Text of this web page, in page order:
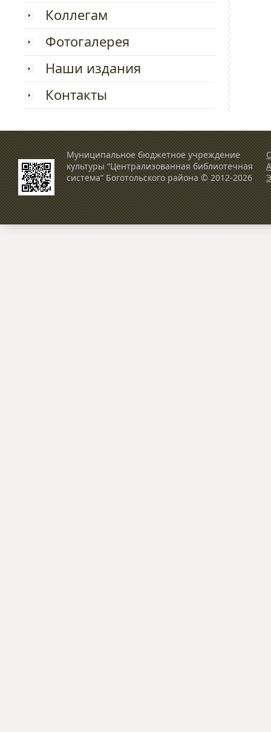
Коллегам
Фотогалерея
Наши издания
Контакты
Муниципальное бюджетное учреждение
культуры “Централизованная библиотечная
система” Боготольского района © 2012-2026